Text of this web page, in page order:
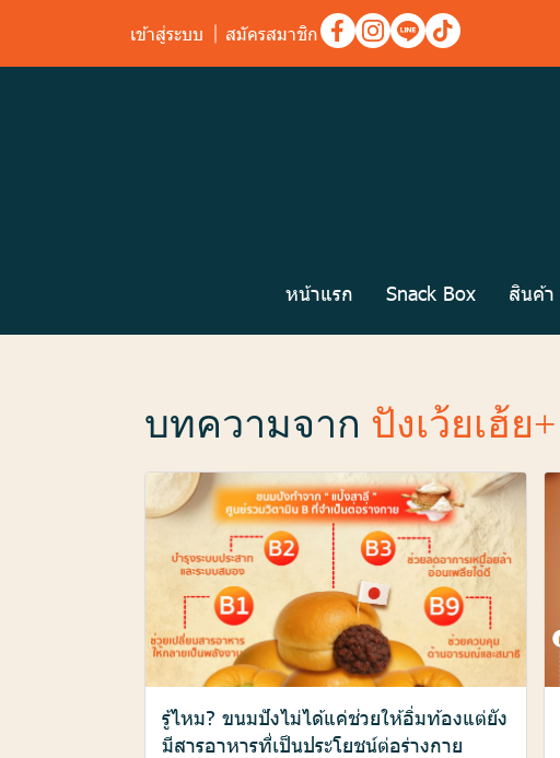
เข้าสู่ระบบ สมัครสมาชิก
หน้าแรก Snack Box สินค้า
บทความจาก ปังเว้ยเฮ้ย+
รู้ไหม? ขนมปังไม่ได้แค่ช่วยให้อิ่มท้องแต่ยัง
มีสารอาหารที่เป็นประโยชน์ต่อร่างกาย